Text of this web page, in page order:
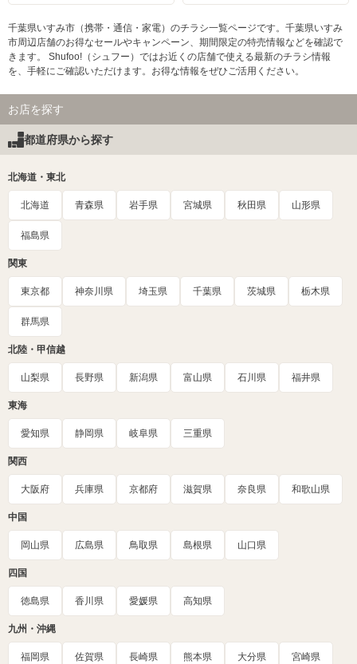
千葉県いすみ市（携帯・通信・家電）のチラシ一覧ページです。千葉県いすみ
市周辺店舗のお得なセールやキャンペーン、期間限定の特売情報などを確認で
きます。 Shufoo!（シュフー）ではお近くの店舗で使える最新のチラシ情報
を、手軽にご確認いただけます。お得な情報をぜひご活用ください。
お店を探す
都道府県から探す
北海道・東北
北海道 青森県 岩手県 宮城県 秋田県 山形県
福島県
関東
東京都 神奈川県 埼玉県 千葉県 茨城県 栃木県
群馬県
北陸・甲信越
山梨県 長野県 新潟県 富山県 石川県 福井県
東海
愛知県 静岡県 岐阜県 三重県
関西
大阪府 兵庫県 京都府 滋賀県 奈良県 和歌山県
中国
岡山県 広島県 鳥取県 島根県 山口県
四国
徳島県 香川県 愛媛県 高知県
九州・沖縄
福岡県 佐賀県 長崎県 熊本県 大分県 宮崎県